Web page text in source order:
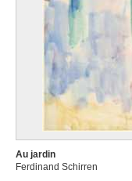
Au jardin
Ferdinand Schirren